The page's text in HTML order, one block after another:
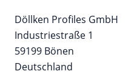
Döllken Profiles GmbH
Industriestraße 1
59199 Bönen
Deutschland